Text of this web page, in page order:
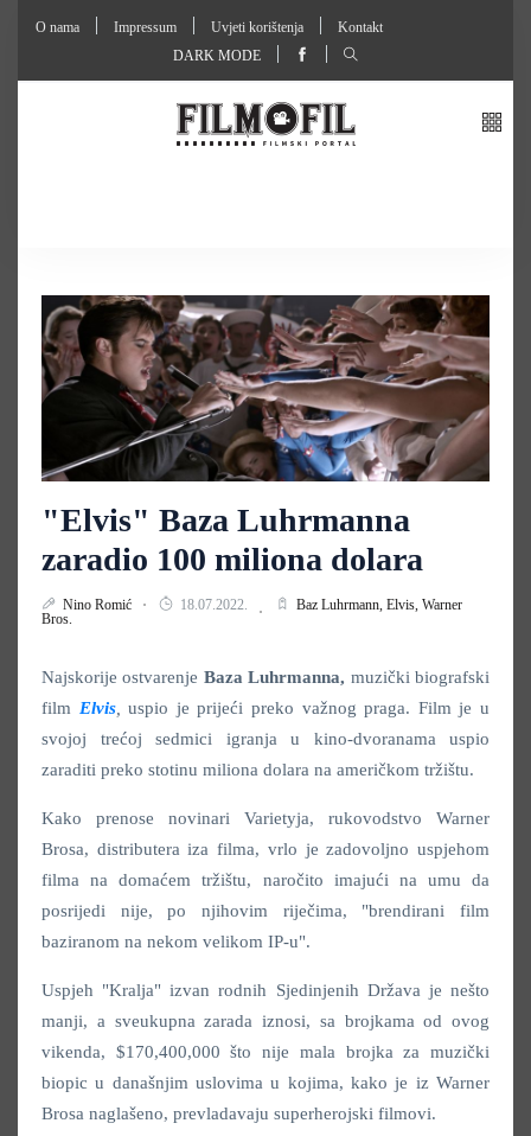
O nama Impressum Uvjeti korištenja
Kontakt
DARK MODE
"Elvis" Baza Luhrmanna
zaradio 100 miliona dolara
Nino Romić 18.07.2022. Baz Luhrmann, Elvis, Warner
Bros.
Najskorije ostvarenje Baza Luhrmanna, muzički biografski
film Elvis,uspio je prijeći preko važnog praga. Film je u
svojoj trećoj sedmici igranja u kino-dvoranama uspio
zaraditi preko stotinu miliona dolara na američkom tržištu.
Kako prenose novinari Varietyja, rukovodstvo Warner
Brosa, distributera iza filma, vrlo je zadovoljno uspjehom
filma na domaćem tržištu, naročito imajući na umu da
posrijedi nije, po njihovim riječima, "brendirani film
baziranom na nekom velikom IP-u".
Uspjeh "Kralja" izvan rodnih Sjedinjenih Država je nešto
manji, a sveukupna zarada iznosi, sa brojkama od ovog
vikenda, $170,400,000 što nije mala brojka za muzički
biopic u današnjim uslovima u kojima, kako je iz Warner
Brosa naglašeno, prevladavaju superherojski filmovi.